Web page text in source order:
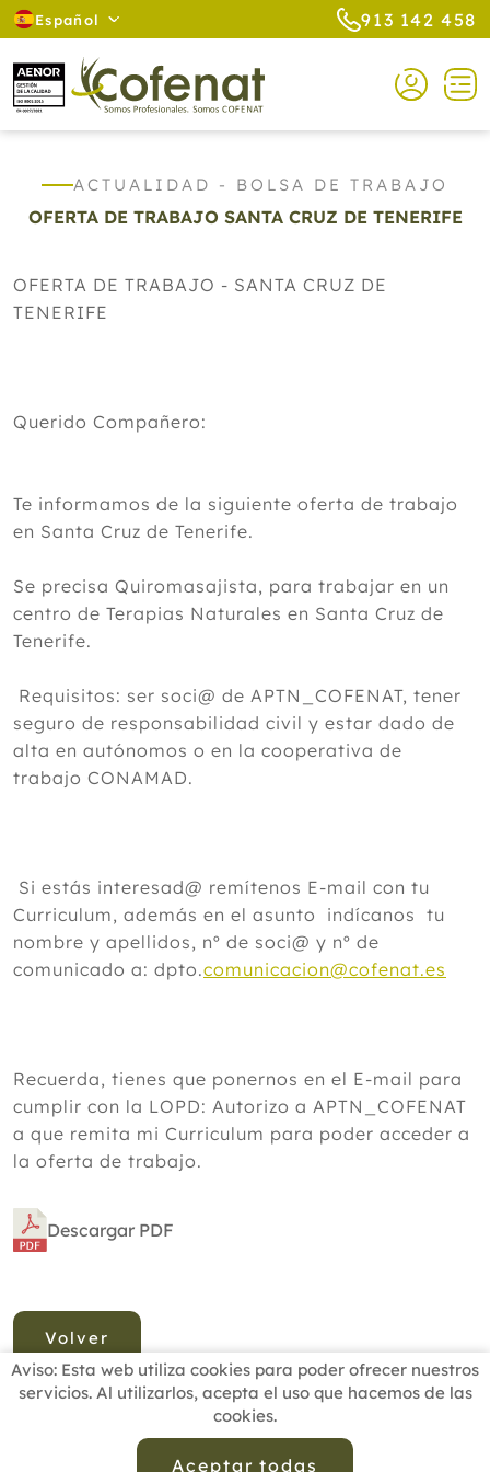
Español 913 142 458
ACTUALIDAD - BOLSA DE TRABAJO
OFERTA DE TRABAJO SANTA CRUZ DE TENERIFE
OFERTA DE TRABAJO - SANTA CRUZ DE
TENERIFE
Querido Compañero:
Te informamos de la siguiente oferta de trabajo
en Santa Cruz de Tenerife.
Se precisa Quiromasajista, para trabajar en un
centro de Terapias Naturales en Santa Cruz de
Tenerife.
Requisitos: ser soci@ de APTN_COFENAT, tener
seguro de responsabilidad civil y estar dado de
alta en autónomos o en la cooperativa de
trabajo CONAMAD.
Si estás interesad@ remítenos E-mail con tu
Curriculum, además en el asunto indícanos tu
nombre y apellidos, nº de soci@ y nº de
comunicado a: dpto.comunicacion@cofenat.es
Recuerda, tienes que ponernos en el E-mail para
cumplir con la LOPD: Autorizo a APTN_COFENAT
a que remita mi Curriculum para poder acceder a
la oferta de trabajo.
Descargar PDF
Volver
Aviso: Esta web utiliza cookies para poder ofrecer nuestros
servicios. Al utilizarlos, acepta el uso que hacemos de las
cookies.
Aceptar todas
BUSCADOR PROFESIONALES
ESCUELAS RECOMENDADAS